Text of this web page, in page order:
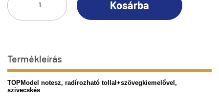
Kosárba
Termékleírás
TOPModel notesz, radírozható tollal+szövegkiemelővel,
szivecskés